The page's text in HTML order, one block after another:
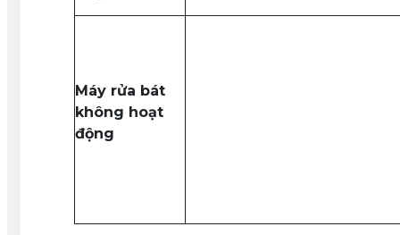
Máy rửa bát
không hoạt
động